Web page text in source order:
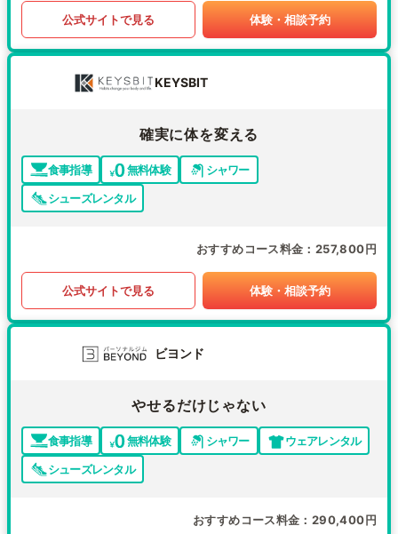
公式サイトで見る 体験・相談予約
KEYSBIT
確実に体を変える
食事指導 無料体験
シャワー
シューズレンタル
おすすめコース料金 257,800円
公式サイトで見る 体験・相談予約
ビヨンド
やせるだけじゃない
食事指導 無料体験 シャワー
ウェアレンタル
シューズレンタル
おすすめコース料金 290,400円